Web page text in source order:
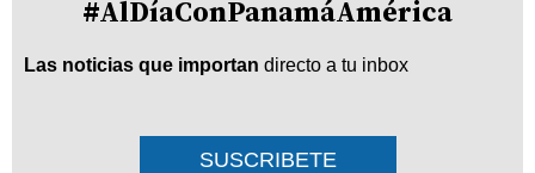
#AlDíaConPanamáAmérica
Las noticias que importan directo a tu inbox
SUSCRIBETE